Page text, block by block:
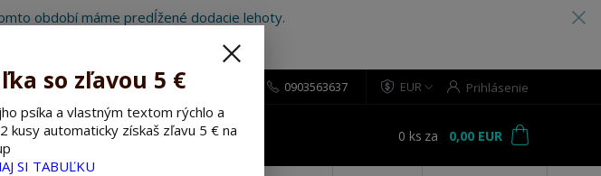
období máme predĺžené dodacie lehoty.
EUR Prihlásenie
Hľadať
0903563637
0 ks za 0,00 EUR
so zľavou 5 €
psíka a vlastným textom rýchlo a
kusy automaticky získaš zľavu 5 € na
SI TABUĽKU